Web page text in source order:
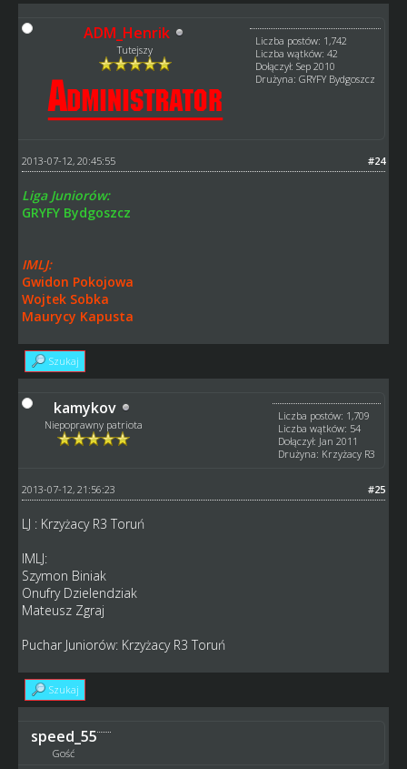
ADM_Henrik
Tutejszy
Liczba postów: 1,742
Liczba wątków: 42
Dołączył: Sep 2010
Drużyna: GRYFY Bydgoszcz
#24
2013-07-12, 20:45:55
Liga Juniorów:
GRYFY Bydgoszcz
IMLJ:
Gwidon Pokojowa
Wojtek Sobka
Maurycy Kapusta
Szukaj
kamykov
Niepoprawny patriota
Liczba postów: 1,709
Liczba wątków: 54
Dołączył: Jan 2011
Drużyna: Krzyżacy R3
#25
2013-07-12, 21:56:23
LJ : Krzyżacy R3 Toruń
IMLJ:
Szymon Biniak
Onufry Dzielendziak
Mateusz Zgraj
Puchar Juniorów: Krzyżacy R3 Toruń
Szukaj
speed_55
Gość